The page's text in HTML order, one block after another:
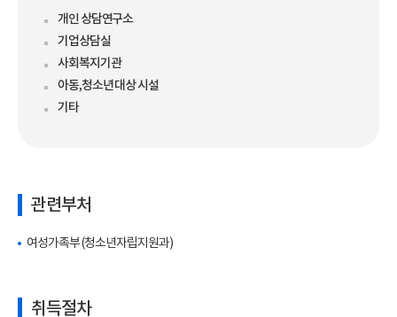
개인 상담연구소
기업상담실
사회복지기관
아동,청소년 대상 시설
기타
관련부처
여성가족부 (청소년자립지원과)
취득절차